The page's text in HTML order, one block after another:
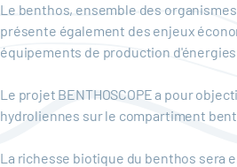
Le benthos, ensemble des
présente également des enjeux
équipements de production d'énergies
Le projet BENTHOSCOPE a pour
hydroliennes sur le compartiment
La richesse biotique du benthos sera